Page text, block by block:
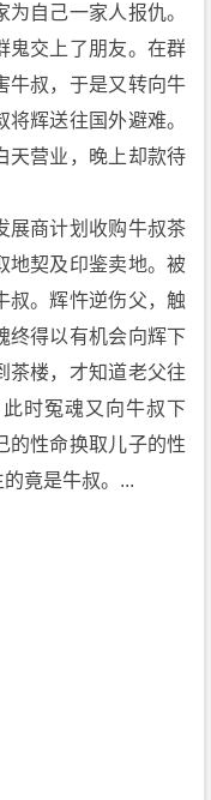
1
0
8
0
下
自己一家人报仇。
鬼交上了朋友。在群
牛叔，于是又转向牛
辉送往国外避难。
天营业，晚上却款待
商计划收购牛叔茶
地契及印鉴卖地。被
叔。辉忤逆伤父，触
终得以有机会向辉下
茶楼，才知道老父往
时冤魂又向牛叔下
的性命换取儿子的性
竟是牛叔。...